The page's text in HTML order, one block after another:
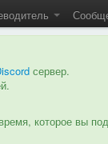
сервер.
которое вы